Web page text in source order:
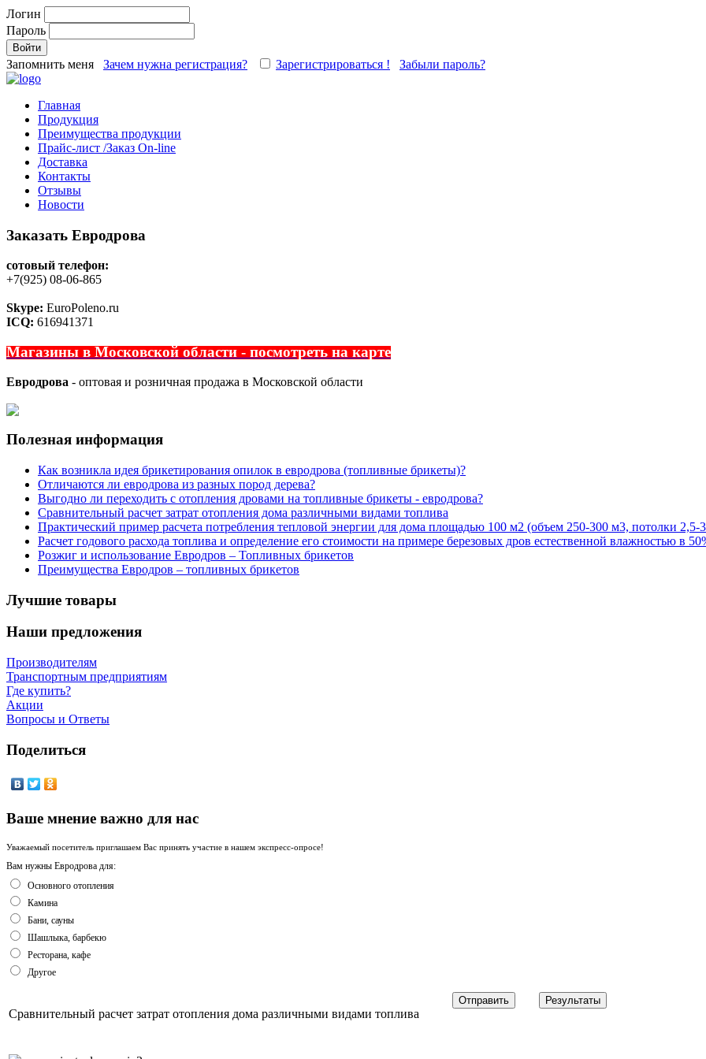
Логин
Пароль
Запомнить меня Зачем нужна регистрация? Зарегистрироваться ! Забыли пароль?
Главная
Продукция
Преимущества продукции
Прайс-лист /Заказ On-line
Доставка
Контакты
Отзывы
Новости
Заказать Евродрова
сотовый телефон:
+7(925) 08-06-865
Skype: EuroPoleno.ru
ICQ: 616941371
Магазины в Московской области - посмотреть на карте
Евродрова - оптовая и розничная продажа в Московской области
Полезная информация
Как возникла идея брикетирования опилок в евродрова (топливные брикеты)?
Отличаются ли евродрова из разных пород дерева?
Выгодно ли переходить с отопления дровами на топливные брикеты - евродрова?
Сравнительный расчет затрат отопления дома различными видами топлива
Практический пример расчета потребления тепловой энергии для дома площадью 100 м2 (объем 250-300 м3, потолки 2,5-
Расчет годового расхода топлива и определение его стоимости на примере березовых дров естественной влажностью в
Розжиг и использование Евродров – Топливных брикетов
Преимущества Евродров – топливных брикетов
Лучшие товары
Наши предложения
Производителям
Транспортным предприятиям
Где купить?
Акции
Вопросы и Ответы
Поделиться
Ваше мнение важно для нас
Уважаемый посетитель приглашаем Вас принять участие в нашем экспресс-опросе!
Вам нужны Евродрова для:
Основного отопления
Камина
Бани, сауны
Шашлыка, барбекю
Ресторана, кафе
Другое
Сравнительный расчет затрат отопления дома различными видами топлива